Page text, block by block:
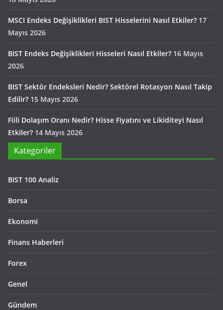
MSCI Endeks Değişiklikleri BIST Hisselerini Nasıl Etkiler? 17
Mayıs 2026
BIST Endeks Değişiklikleri Hisseleri Nasıl Etkiler? 16 Mayıs
2026
BIST Sektör Endeksleri Nedir? Sektörel Rotasyon Nasıl Takip
Edilir? 15 Mayıs 2026
Fiili Dolaşım Oranı Nedir? Hisse Fiyatını ve Likiditeyi Nasıl
Etkiler? 14 Mayıs 2026
Kategoriler
BIST 100 Analiz
Borsa
Ekonomi
Finans Haberleri
Forex
Genel
Gündem